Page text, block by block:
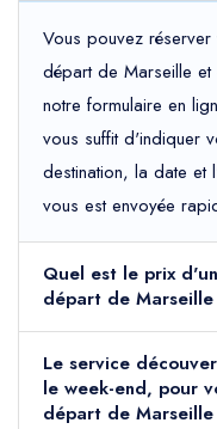
Vous pouvez
départ de Marseille
notre formulaire en
vous suffit d'indiquer
destination, la date et
vous est envoyée
Quel est le prix
départ de
Le service
le week-end, pour
départ de